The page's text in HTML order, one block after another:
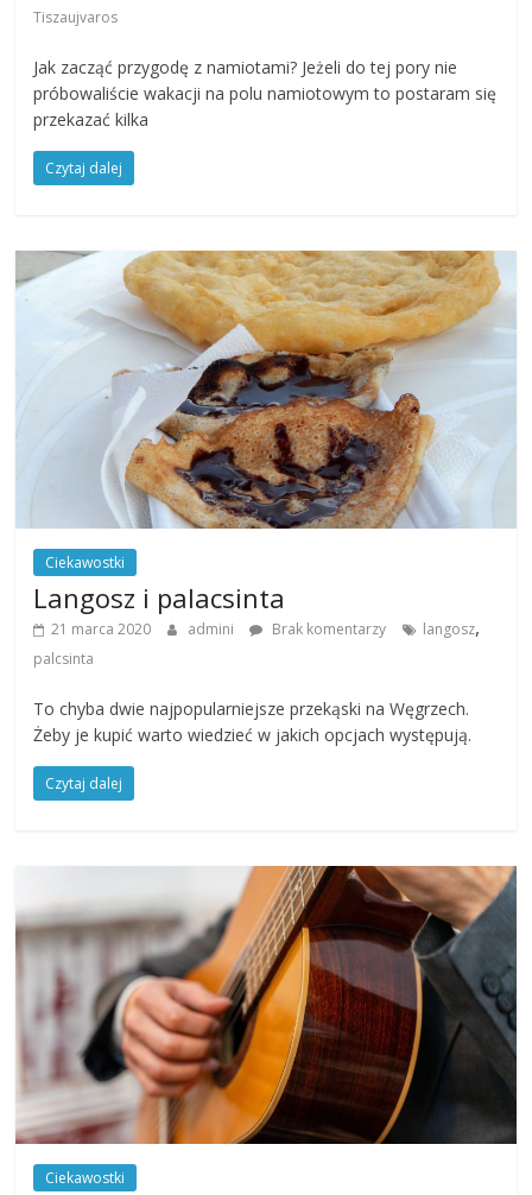
Tiszaujvaros
Jak zacząć przygodę z namiotami? Jeżeli do tej pory nie
próbowaliście wakacji na polu namiotowym to postaram się
przekazać kilka
Czytaj dalej
Ciekawostki
Langosz i palacsinta
21 marca 2020 admini Brak komentarzy langosz,
palcsinta
To chyba dwie najpopularniejsze przekąski na Węgrzech.
Żeby je kupić warto wiedzieć w jakich opcjach występują.
Czytaj dalej
Ciekawostki